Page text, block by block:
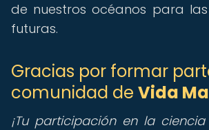
de nuestros océanos para
futuras.
Gracias por formar
comunidad de Vida
¡Tu participación en la